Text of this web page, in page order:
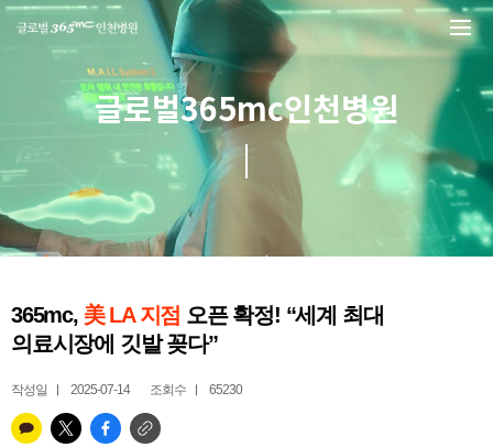
본문 바로가기
글로벌365mc인천병원
365mc, 美 LA 지점 오픈 확정! “세계 최대
의료시장에 깃발 꽂다”
작성일 2025-07-14 조회수 65230